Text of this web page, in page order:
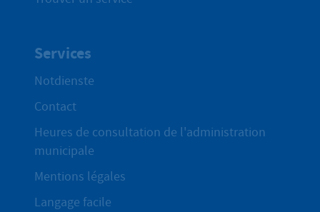
Services
Notdienste
Contact
Heures de consultation de l'administration
municipale
Mentions légales
Langage facile